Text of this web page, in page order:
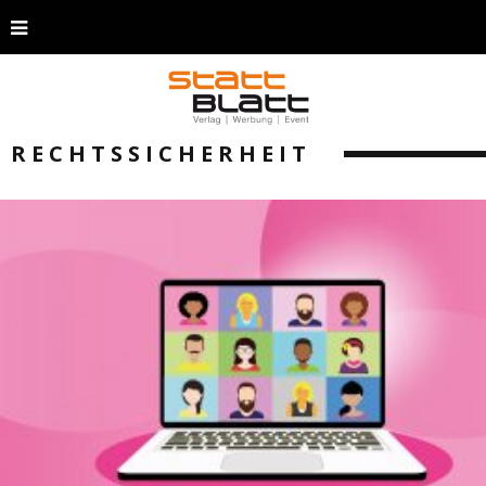
RECHTSSICHERHEIT